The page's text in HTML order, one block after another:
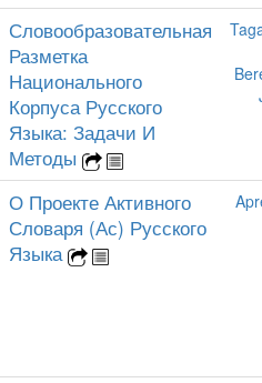
Словообразовательная
Разметка
Национального
Корпуса Русского
Языка: Задачи И
Методы
О Проекте Активного
Словаря (Ас) Русского
Языка